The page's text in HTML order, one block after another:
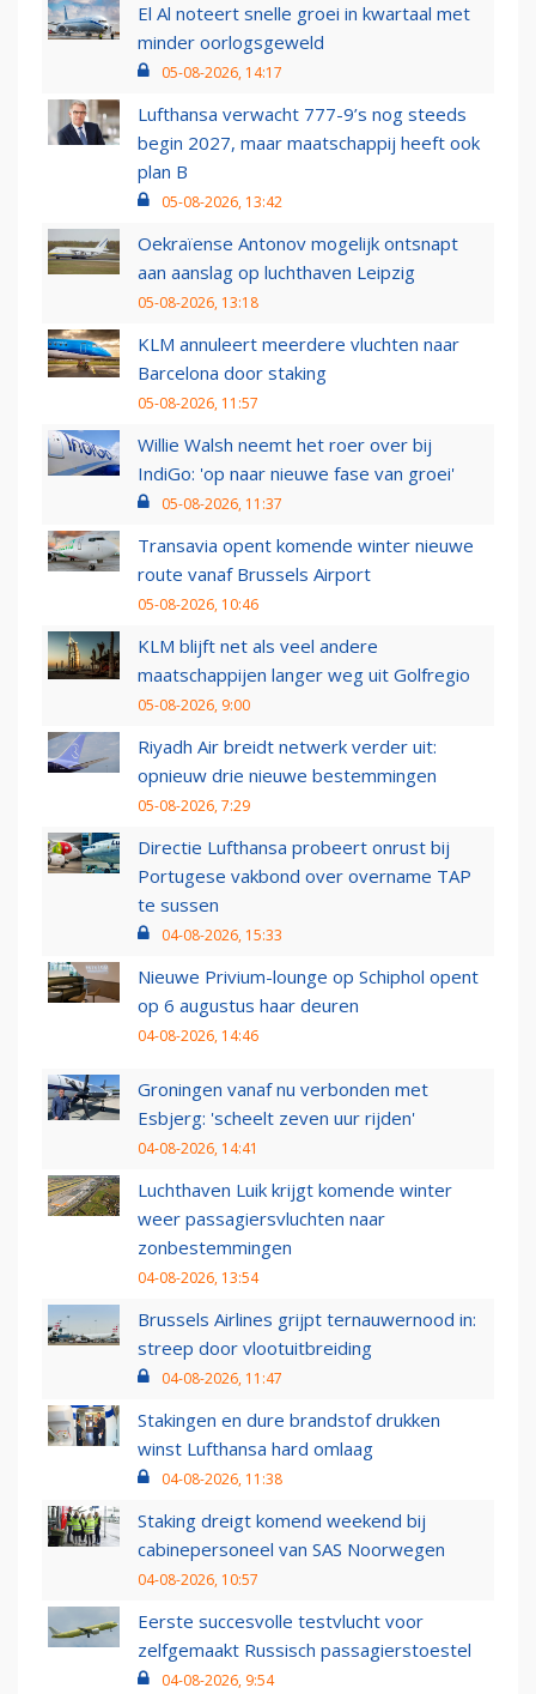
El Al noteert snelle groei in kwartaal met
minder oorlogsgeweld
05-08-2026, 14:17
Lufthansa verwacht 777-9’s nog steeds
begin 2027, maar maatschappij heeft ook
plan B
05-08-2026, 13:42
Oekraïense Antonov mogelijk ontsnapt
aan aanslag op luchthaven Leipzig
05-08-2026, 13:18
KLM annuleert meerdere vluchten naar
Barcelona door staking
05-08-2026, 11:57
Willie Walsh neemt het roer over bij
IndiGo: 'op naar nieuwe fase van groei'
05-08-2026, 11:37
Transavia opent komende winter nieuwe
route vanaf Brussels Airport
05-08-2026, 10:46
KLM blijft net als veel andere
maatschappijen langer weg uit Golfregio
05-08-2026, 9:00
Riyadh Air breidt netwerk verder uit:
opnieuw drie nieuwe bestemmingen
05-08-2026, 7:29
Directie Lufthansa probeert onrust bij
Portugese vakbond over overname TAP
te sussen
04-08-2026, 15:33
Nieuwe Privium-lounge op Schiphol opent
op 6 augustus haar deuren
04-08-2026, 14:46
Groningen vanaf nu verbonden met
Esbjerg: 'scheelt zeven uur rijden'
04-08-2026, 14:41
Luchthaven Luik krijgt komende winter
weer passagiersvluchten naar
zonbestemmingen
04-08-2026, 13:54
Brussels Airlines grijpt ternauwernood in:
streep door vlootuitbreiding
04-08-2026, 11:47
Stakingen en dure brandstof drukken
winst Lufthansa hard omlaag
04-08-2026, 11:38
Staking dreigt komend weekend bij
cabinepersoneel van SAS Noorwegen
04-08-2026, 10:57
Eerste succesvolle testvlucht voor
zelfgemaakt Russisch passagierstoestel
04-08-2026, 9:54